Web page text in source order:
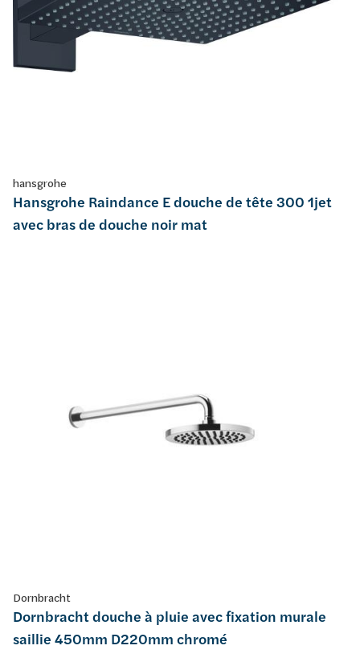
hansgrohe
Hansgrohe Raindance E douche de tête 300 1jet
avec bras de douche noir mat
Dornbracht
Dornbracht douche à pluie avec fixation murale
saillie 450mm D220mm chromé